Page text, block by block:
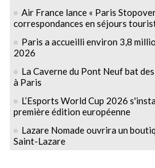
Air France lance « Paris
correspondances en séjours
Paris a accueilli environ 3,8
2026
La Caverne du Pont Neuf bat
à Paris
L’Esports World Cup 2026
première édition européenne
Lazare Nomade ouvrira un
Saint-Lazare